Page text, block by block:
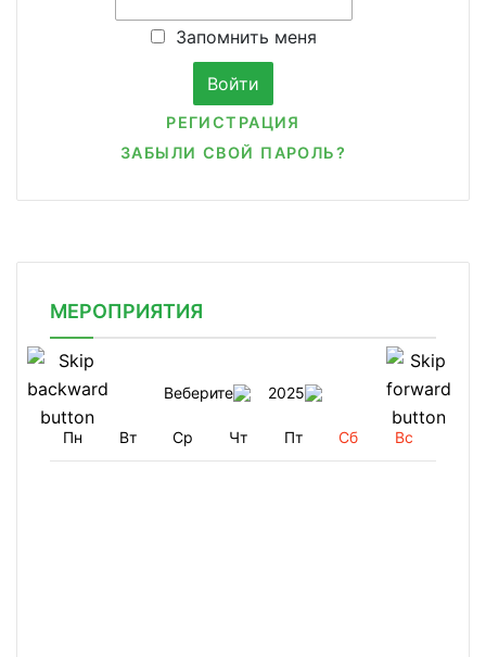
Запомнить меня
РЕГИСТРАЦИЯ
ЗАБЫЛИ СВОЙ ПАРОЛЬ?
МЕРОПРИЯТИЯ
Веберите 2025
Пн Вт Ср Чт Пт Сб Вс